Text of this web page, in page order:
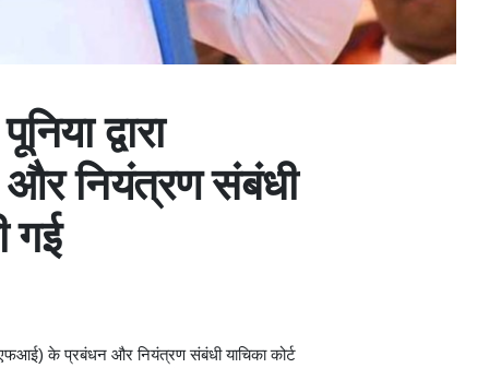
द्वारा
नियंत्रण संबंधी
गई
के प्रबंधन और नियंत्रण संबंधी याचिका कोर्ट